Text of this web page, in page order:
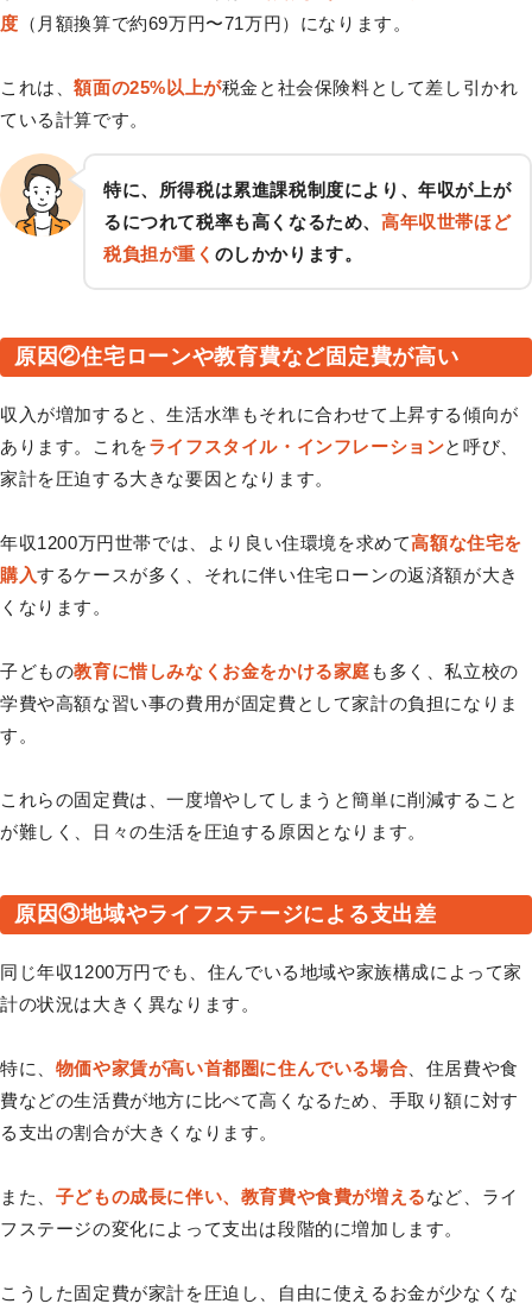
度 （月額換算で約69万円〜71万円）になります。
これは、額面の25%以上が税金と社会保険料として差し引かれ
ている計算です。
特に、所得税は累進課税制度により、年収が上が
るにつれて税率も高くなるため、 高年収世帯ほど
税負担が重く のしかかります。
原因②住宅ローンや教育費など固定費が高い
収入が増加すると、生活水準もそれに合わせて上昇する傾向が
あります。これをライフスタイル・インフレーションと呼び、
家計を圧迫する大きな要因となります。
年収1200万円世帯では、より良い住環境を求めて高額な住宅を
購入するケースが多く、それに伴い住宅ローンの返済額が大き
くなります。
子どもの教育に惜しみなくお金をかける家庭 も多く、私立校の
学費や高額な習い事の費用が固定費として家計の負担になりま
す。
これらの固定費は、一度増やしてしまうと簡単に削減すること
が難しく、日々の生活を圧迫する原因となります。
原因③地域やライフステージによる支出差
同じ年収1200万円でも、住んでいる地域や家族構成によって家
計の状況は大きく異なります。
特に、 物価や家賃が高い首都圏に住んでいる場合 、住居費や食
費などの生活費が地方に比べて高くなるため、手取り額に対す
る支出の割合が大きくなります。
また、 子どもの成長に伴い、教育費や食費が増えるなど、ライ
フステージの変化によって支出は段階的に増加します。
こうした固定費が家計を圧迫し、自由に使えるお金が少なくな